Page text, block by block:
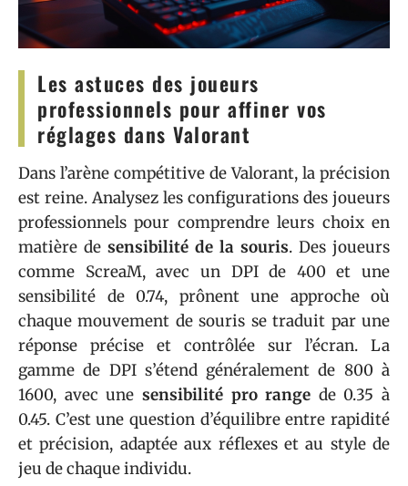
Les astuces des joueurs
professionnels pour affiner vos
réglages dans Valorant
Dans l’arène compétitive de Valorant, la précision
est reine. Analysez les configurations des joueurs
professionnels pour comprendre leurs choix en
matière de sensibilité de la souris. Des joueurs
comme ScreaM, avec un DPI de 400 et une
sensibilité de 0.74, prônent une approche où
chaque mouvement de souris se traduit par une
réponse précise et contrôlée sur l’écran. La
gamme de DPI s’étend généralement de 800 à
1600, avec une sensibilité pro range de 0.35 à
0.45. C’est une question d’équilibre entre rapidité
et précision, adaptée aux réflexes et au style de
jeu de chaque individu.